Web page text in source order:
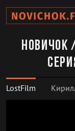
Новичок
LostFilm